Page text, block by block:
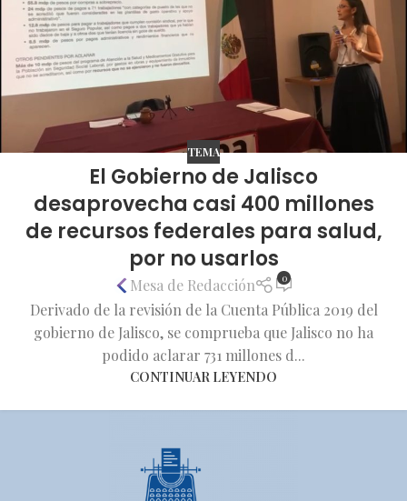
TEMA
El Gobierno de Jalisco
desaprovecha casi 400 millones
de recursos federales para salud,
por no usarlos
Mesa de Redacción 0
Derivado de la revisión de la Cuenta Pública 2019 del
gobierno de Jalisco, se comprueba que Jalisco no ha
podido aclarar 731 millones d...
CONTINUAR LEYENDO